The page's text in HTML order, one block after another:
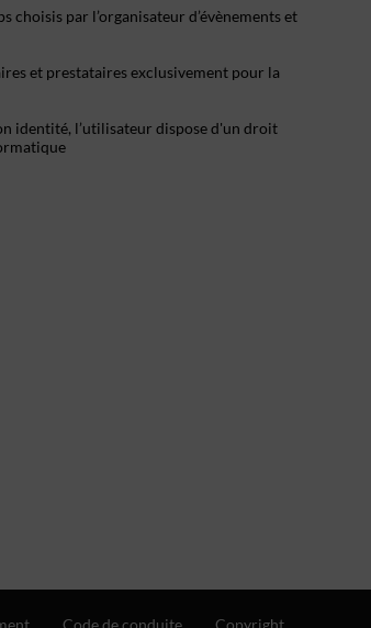
choisis par l’organisateur d’évènements et
et prestataires exclusivement pour la
identité, l’utilisateur dispose d'un droit